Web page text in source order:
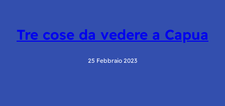
Tre cose da vedere a Capua
25 Febbraio 2023